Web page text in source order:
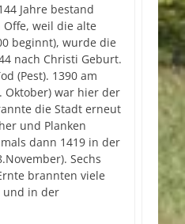
Jahre bestand
weil die alte
beginnt), wurde die
nach Christi Geburt.
(Pest). 1390 am
Oktober) war hier der
die Stadt erneut
und Planken
dann 1419 in der
Sechs
brannten viele
und in der